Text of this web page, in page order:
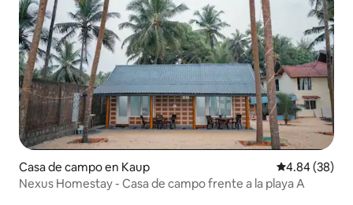
Casa de campo en Kaup Calificación
4.84 (38)
Nexus Homestay - Casa de campo frente a la playa A